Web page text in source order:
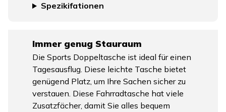
Spezikifationen
Immer genug Stauraum
Die Sports Doppeltasche ist ideal für einen
Tagesausflug. Diese leichte Tasche bietet
genügend Platz, um Ihre Sachen sicher zu
verstauen. Diese Fahrradtasche hat viele
Zusatzfächer, damit Sie alles bequem